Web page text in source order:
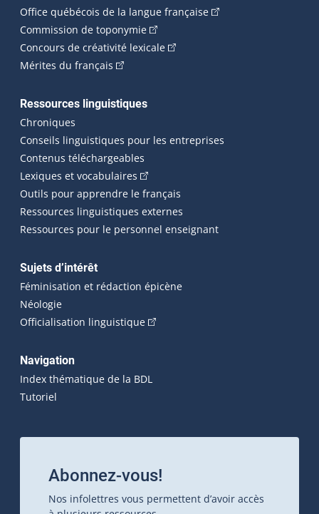
Office québécois de la langue française(Cet hyperlien
Commission de toponymie(Cet hyperlien externe s'ouvrira
Concours de créativité lexicale(Cet hyperlien externe
Mérites du français (Cet hyperlien externe s'ouvrira dans une
Ressources linguistiques
Chroniques
Conseils linguistiques pour les entreprises
Contenus téléchargeables
Lexiques et vocabulaires (Cet hyperlien externe s'ouvrira
Outils pour apprendre le français
Ressources linguistiques externes
Ressources pour le personnel enseignant
Sujets d’intérêt
Féminisation et rédaction épicène
Néologie
Officialisation linguistique(Cet hyperlien externe s'ouvrira
Navigation
Index thématique de la BDL
Tutoriel
Abonnez-vous!
Nos infolettres vous permettent d’avoir accès